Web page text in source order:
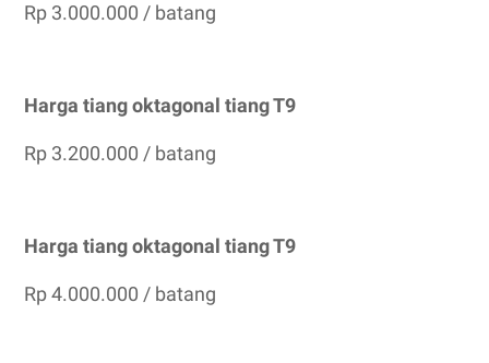
Rp 3.000.000 / batang
Harga tiang oktagonal tiang T9
Rp 3.200.000 / batang
Harga tiang oktagonal tiang T9
Rp 4.000.000 / batang